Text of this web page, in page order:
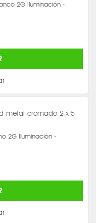
2G Iluminación -
2G Iluminación -